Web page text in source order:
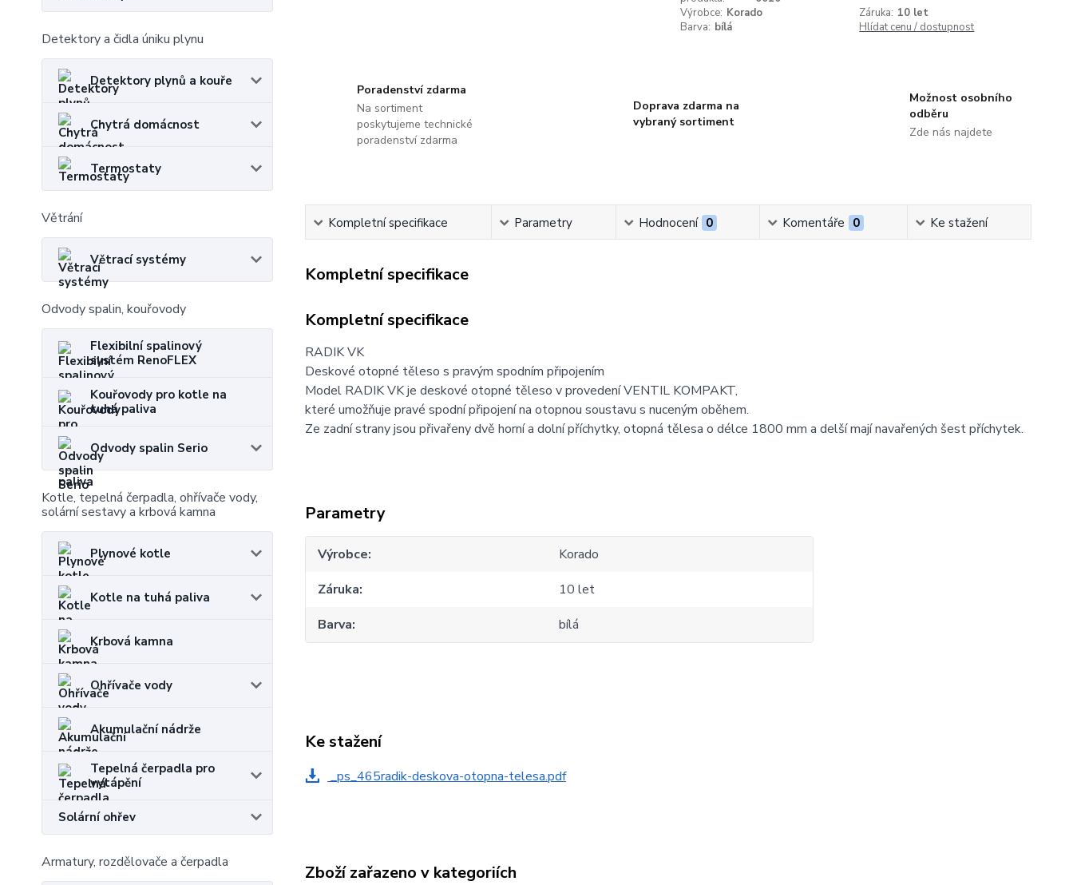
Detektory a čidla úniku plynu
Detektory plynů a kouře
Chytrá domácnost
Termostaty
Větrání
Větrací systémy
Odvody spalin, kouřovody
Flexibilní spalinový
systém RenoFLEX
Kouřovody pro kotle na
tuhá paliva
Odvody spalin Serio
Kotle, tepelná čerpadla, ohřívače vody,
solární sestavy a krbová kamna
Plynové kotle
Kotle na tuhá paliva
Krbová kamna
Ohřívače vody
Akumulační nádrže
Tepelná čerpadla pro
vytápění
Solární ohřev
Armatury, rozdělovače a čerpadla
Výrobce: Korado Záruka: 10 let
Barva: bílá Hlídat cenu / dostupnost
Poradenství zdarma
Na sortiment
poskytujeme technické
poradenství zdarma
Doprava zdarma na
vybraný sortiment
Možnost osobního
odběru
Zde nás najdete
Kompletní specifikace Parametry Hodnocení 0 Komentáře 0 Ke stažení
Kompletní specifikace
Kompletní specifikace
RADIK VK
Deskové otopné těleso s pravým spodním připojením
Model RADIK VK je deskové otopné těleso v provedení VENTIL KOMPAKT,
které umožňuje pravé spodní připojení na otopnou soustavu s nuceným oběhem.
Ze zadní strany jsou přivařeny dvě horní a dolní příchytky, otopná tělesa o délce 1800 mm a delší mají navařených šest příchytek.
Parametry
Výrobce
Korado
Záruka
10 let
Barva
bílá
Ke stažení
_ps_465radik-deskova-otopna-telesa.pdf
Zboží zařazeno v kategoriích